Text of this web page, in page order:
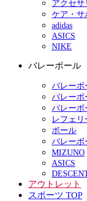
アクセサ
ケア・サ
adidas
ASICS
NIKE
バレーボール
バレーボ
バレーボ
バレーボ
レフェリ
ボール
バレーボ
MIZUNO
ASICS
アウトレット
スポーツ TOP